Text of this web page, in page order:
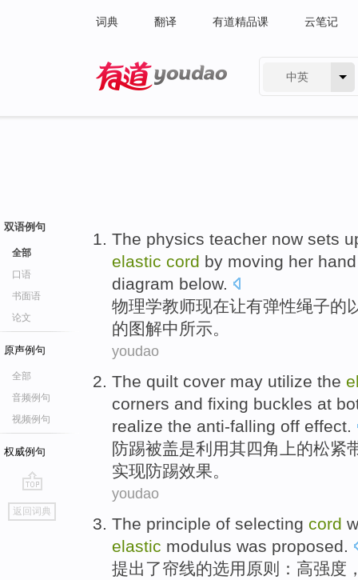
词典 翻译 有道精品课 云笔记
中英
双语例句
全部
口语
书面语
论文
原声例句
全部
音频例句
视频例句
权威例句
go
top
返回词典
The physics teacher now sets
elastic cord by moving her
diagram below.
物理学教师现在让有弹性绳子的
的图解中所示。
youdao
The quilt cover may utilize the
corners and fixing buckles at
realize the anti-falling off effect.
防踢被盖是利用其四角 上的松紧
实现防踢效果。
youdao
The principle of selecting cord
elastic modulus was proposed
提出了帘线的选用 原则 ： 高强度